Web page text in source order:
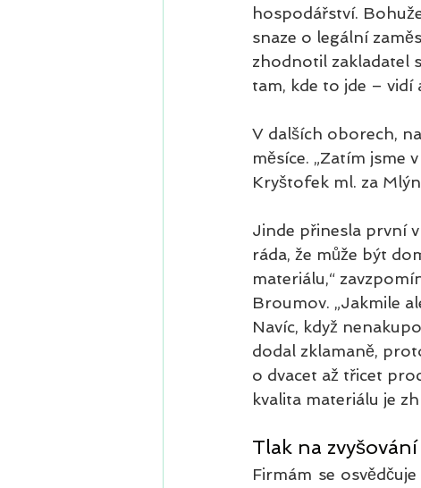
hospodářství.
snaze o legální
zhodnotil zakladatel
tam, kde to jde – vidí
V dalších oborech,
měsíce. „Zatím jsme
Kryštofek ml. za
Jinde přinesla první
ráda, že může být
materiálu,“
Broumov. „Jakmile
Navíc, když
dodal zklamaně,
o dvacet až třicet
kvalita materiálu je
Tlak na zvyšování
Firmám se